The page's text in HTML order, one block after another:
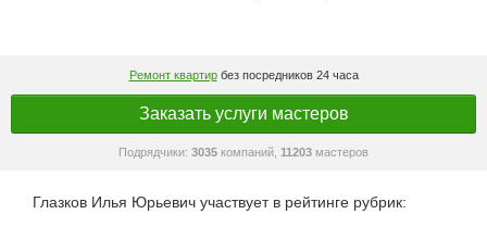
Ремонт квартирбез посредников 24 часа
Заказать услуги мастеров
Подрядчики: 3035 компаний, 11203 мастеров
Глазков Илья Юрьевич участвует в рейтинге рубрик: